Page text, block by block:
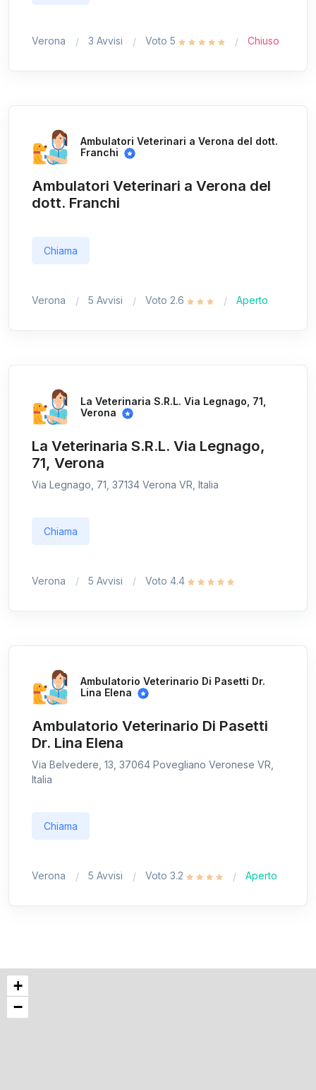
Verona 3 Avvisi Voto 5 Chiuso
Ambulatori Veterinari a Verona del dott.
Franchi
Ambulatori Veterinari a Verona del
dott. Franchi
Chiama
Verona 5 Avvisi Voto 2.6 Aperto
La Veterinaria S.R.L. Via Legnago, 71,
Verona
La Veterinaria S.R.L. Via Legnago,
71, Verona
Via Legnago, 71, 37134 Verona VR, Italia
Chiama
Verona 5 Avvisi Voto 4.4
Ambulatorio Veterinario Di Pasetti Dr.
Lina Elena
Ambulatorio Veterinario Di Pasetti
Dr. Lina Elena
Via Belvedere, 13, 37064 Povegliano Veronese VR,
Italia
Chiama
Verona 5 Avvisi Voto 3.2 Aperto
+
−